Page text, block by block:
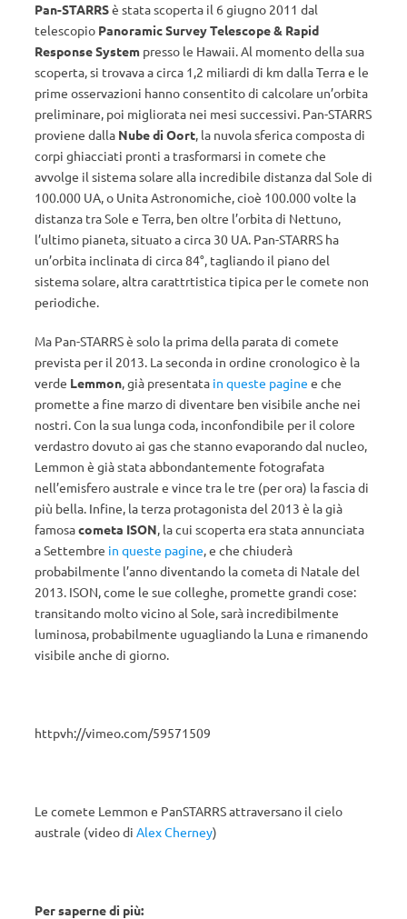
Pan-STARRSè stata scoperta il 6 giugno 2011 dal
telescopio Panoramic Survey Telescope & Rapid
Response System presso le Hawaii. Al momento della sua
scoperta, si trovava a circa 1,2 miliardi di km dalla Terra e le
prime osservazioni hanno consentito di calcolare un’orbita
preliminare, poi migliorata nei mesi successivi. Pan-STARRS
proviene dalla Nube di Oort, la nuvola sferica composta di
corpi ghiacciati pronti a trasformarsi in comete che
avvolge il sistema solare alla incredibile distanza dal Sole di
100.000 UA, o Unita Astronomiche, cioè 100.000 volte la
distanza tra Sole e Terra, ben oltre l’orbita di Nettuno,
l’ultimo pianeta, situato a circa 30 UA. Pan-STARRS ha
un’orbita inclinata di circa 84°, tagliando il piano del
sistema solare, altra carattrtistica tipica per le comete non
periodiche.
Ma Pan-STARRS è solo la prima della parata di comete
prevista per il 2013. La seconda in ordine cronologico è la
verde Lemmon, già presentata in queste pagine e che
promette a fine marzo di diventare ben visibile anche nei
nostri. Con la sua lunga coda, inconfondibile per il colore
verdastro dovuto ai gas che stanno evaporando dal nucleo,
Lemmon è già stata abbondantemente fotografata
nell’emisfero australe e vince tra le tre (per ora) la fascia di
più bella. Infine, la terza protagonista del 2013 è la già
famosacometa ISON, la cui scoperta era stata annunciata
a Settembre in queste pagine, e che chiuderà
probabilmente l’anno diventando la cometa di Natale del
2013. ISON, come le sue colleghe, promette grandi cose:
transitando molto vicino al Sole, sarà incredibilmente
luminosa, probabilmente uguagliando la Luna e rimanendo
visibile anche di giorno.
httpvh://vimeo.com/59571509
Le comete Lemmon e PanSTARRS attraversano il cielo
australe (video di Alex Cherney)
Per saperne di più: